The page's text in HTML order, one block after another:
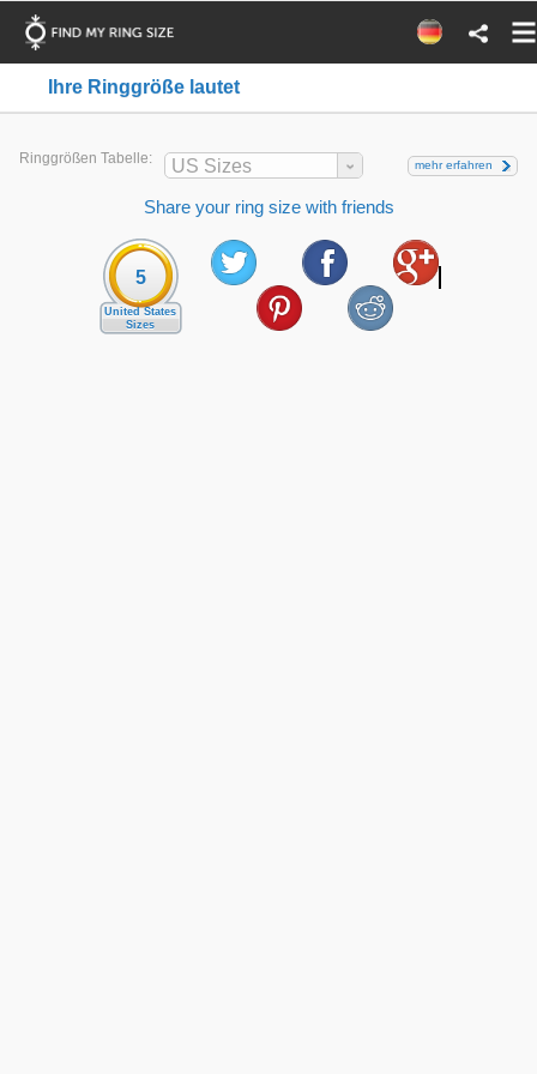
Ihre Ringgröße lautet
Ringgrößen Tabelle: US Sizes mehr erfahren
Share your ring size with friends
5
United States
Sizes